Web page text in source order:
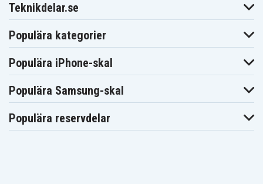
Teknikdelar.se
Populära kategorier
Populära iPhone-skal
Populära Samsung-skal
Populära reservdelar